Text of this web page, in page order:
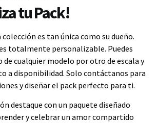
tu Pack!
colección es tan única como su dueño.
totalmente personalizable. Puedes
cualquier modelo por otro de escala y
a disponibilidad. Solo contáctanos para
y diseñar el pack perfecto para ti.
destaque con un paquete diseñado
y celebrar un amor compartido